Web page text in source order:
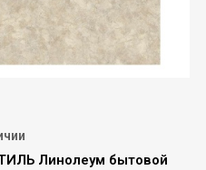
Линолеум бытовой